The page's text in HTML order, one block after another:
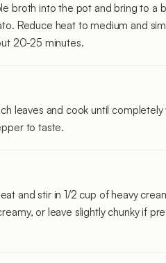
broth into the pot and bring to a
Reduce heat to medium and
20-25 minutes.
leaves and cook until
to taste.
and stir in 1/2 cup of heavy
or leave slightly chunky if